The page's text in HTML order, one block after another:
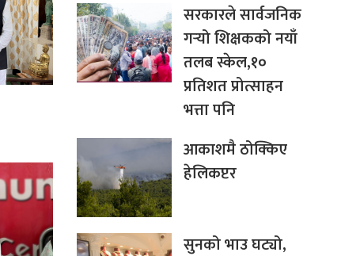
सरकारले सार्वजनिक
गर्‍यो शिक्षकको नयाँ
तलब स्केल,१०
प्रतिशत प्रोत्साहन
भत्ता पनि
आकाशमै ठोक्किए
हेलिकप्टर
सुनको भाउ घट्यो,